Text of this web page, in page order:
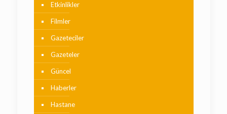
Etkinlikler
Filmler
Gazeteciler
Gazeteler
Güncel
Haberler
Hastane